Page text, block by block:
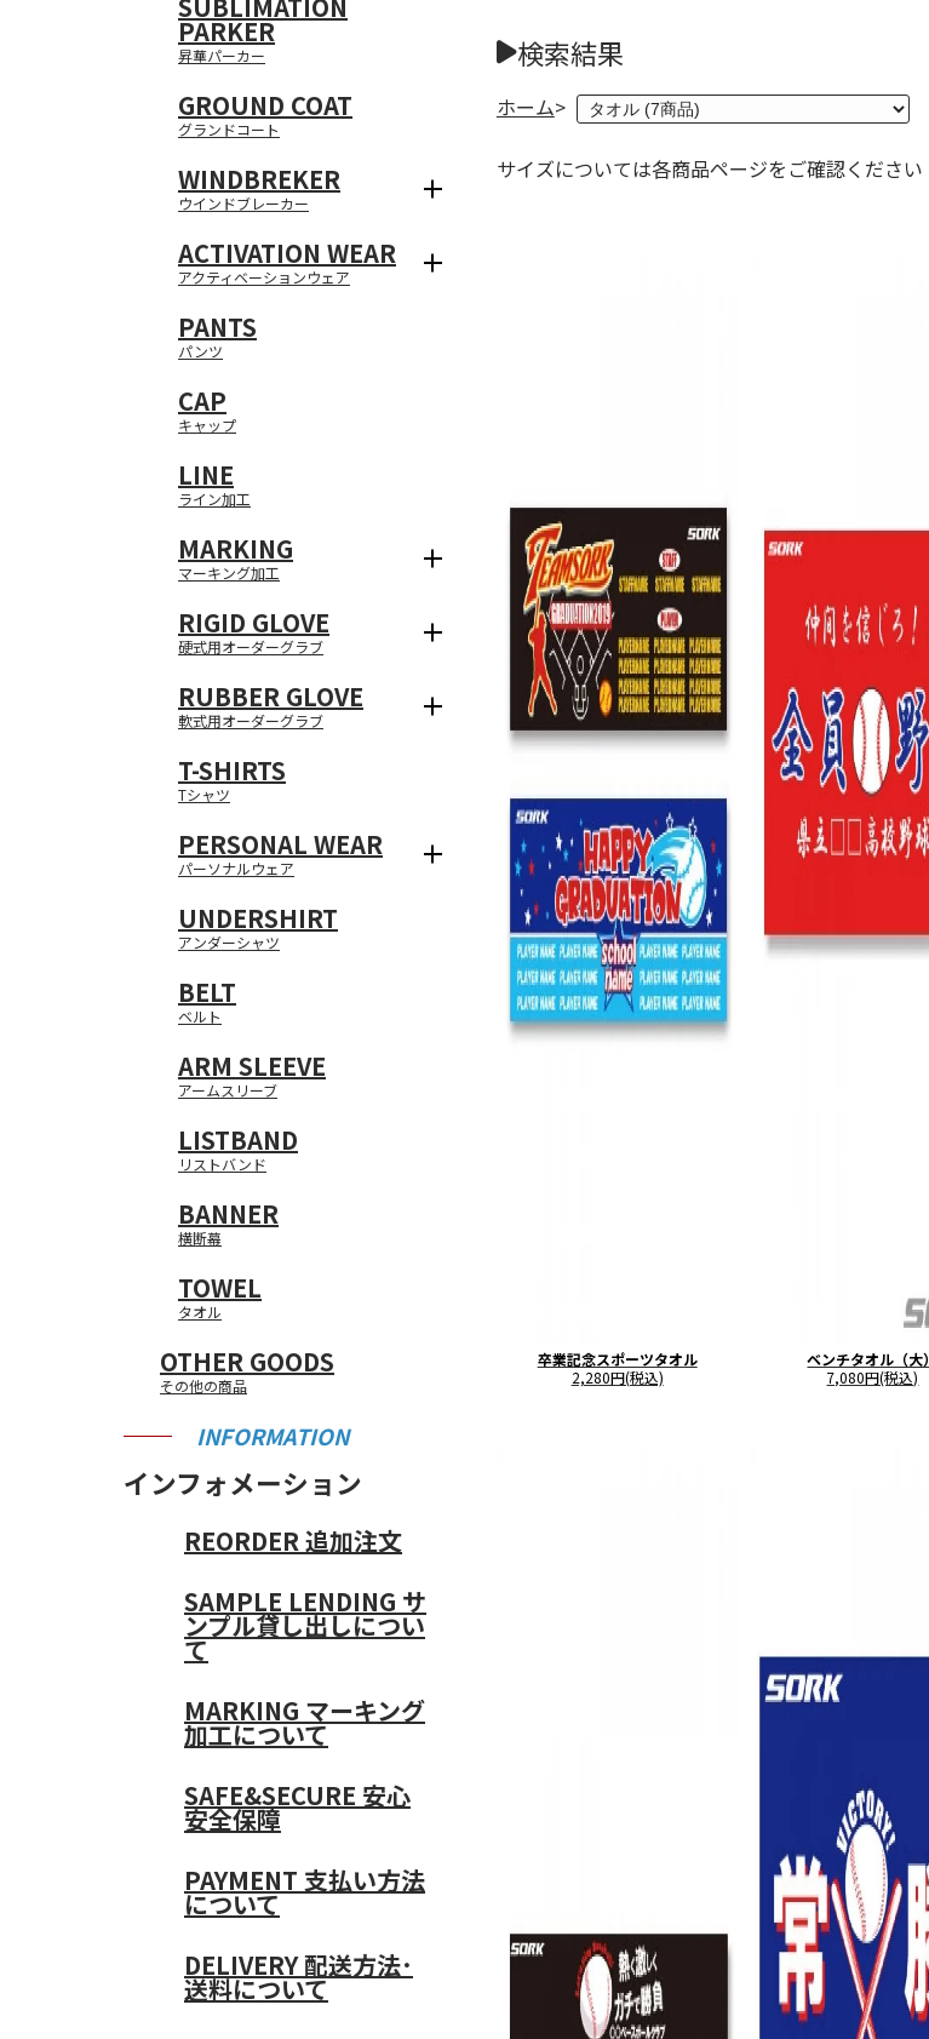
SUBLIMATION
PARKER
昇華パーカー
GROUND COAT
グランドコート
WINDBREKER
ウインドブレーカー
ACTIVATION WEAR
アクティベーションウェア
PANTS
パンツ
CAP
キャップ
LINE
ライン加工
MARKING
マーキング加工
RIGID GLOVE
硬式用オーダーグラブ
RUBBER GLOVE
軟式用オーダーグラブ
T-SHIRTS
Tシャツ
PERSONAL WEAR
パーソナルウェア
UNDERSHIRT
アンダーシャツ
BELT
ベルト
ARM SLEEVE
アームスリーブ
LISTBAND
リストバンド
BANNER
横断幕
TOWEL
タオル
OTHER GOODS
その他の商品
INFORMATION
インフォメーション
REORDER追加注文
SAMPLE LENDING サ
ンプル貸し出しについ
て
MARKING マーキング
加工について
SAFE&SECURE 安心
安全保障
PAYMENT 支払い方法
について
DELIVERY配送方法･
送料について
検索結果
ホーム>
サイズについては各商品ページをご確認ください
卒業記念スポーツタオル
2,280円(税込)
ベンチタオル（大）
7,080円(税込)